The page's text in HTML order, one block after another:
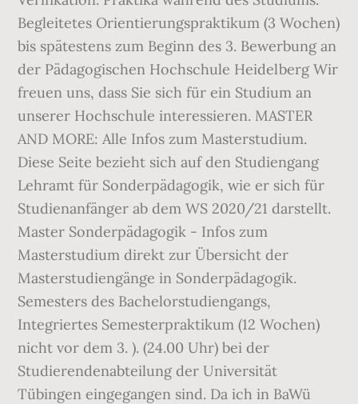
Begleitetes Orientierungspraktikum (3 Wochen)
bis spätestens zum Beginn des 3. Bewerbung an
der Pädagogischen Hochschule Heidelberg Wir
freuen uns, dass Sie sich für ein Studium an
unserer Hochschule interessieren. MASTER
AND MORE: Alle Infos zum Masterstudium.
Diese Seite bezieht sich auf den Studiengang
Lehramt für Sonderpädagogik, wie er sich für
Studienanfänger ab dem WS 2020/21 darstellt.
Master Sonderpädagogik - Infos zum
Masterstudium direkt zur Übersicht der
Masterstudiengänge in Sonderpädagogik.
Semesters des Bachelorstudiengangs,
Integriertes Semesterpraktikum (12 Wochen)
nicht vor dem 3. ). (24.00 Uhr) bei der
Studierendenabteilung der Universität
Tübingen eingegangen sind. Da ich in BaWü